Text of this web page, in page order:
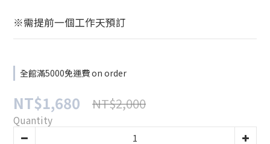
※需提前一個工作天預訂
全館滿5000免運費 on order
NT$1,680 NT$2,000
Quantity